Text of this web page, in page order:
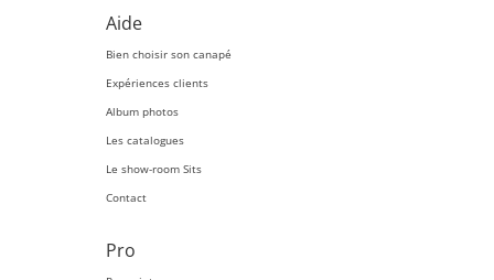
Aide
Bien choisir son canapé
Expériences clients
Album photos
Les catalogues
Le show-room Sits
Contact
Pro